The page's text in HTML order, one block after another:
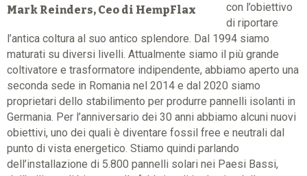
Mark Reinders, Ceo di HempFlax
con l’obiettivo
di riportare
l’antica coltura al suo antico splendore. Dal 1994 siamo
maturati su diversi livelli. Attualmente siamo il più grande
coltivatore e trasformatore indipendente, abbiamo aperto una
seconda sede in Romania nel 2014 e dal 2020 siamo
proprietari dello stabilimento per produrre pannelli isolanti in
Germania. Per l’anniversario dei 30 anni abbiamo alcuni nuovi
obiettivi, uno dei quali è diventare fossil free e neutrali dal
punto di vista energetico. Stiamo quindi parlando
dell’installazione di 5.800 pannelli solari nei Paesi Bassi,